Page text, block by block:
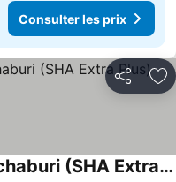
Consulter les prix
Partager
Western Grand Hotel Ratchaburi (SHA Extra Plus)